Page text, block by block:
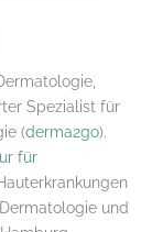
Spezialist für
(derma2go).
für
und